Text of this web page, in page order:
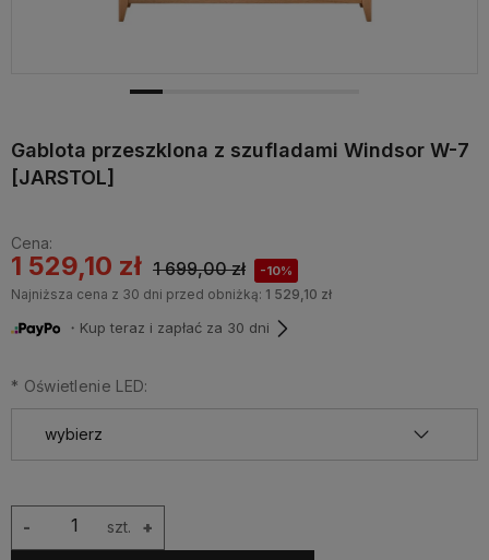
Gablota przeszklona z szufladami Windsor W-7
[JARSTOL]
Cena:
1 529,10 zł 1 699,00 zł -10%
Najniższa cena z 30 dni przed obniżką: 1 529,10 zł
・Kup teraz i zapłać za 30 dni
* Oświetlenie LED:
szt. +
-